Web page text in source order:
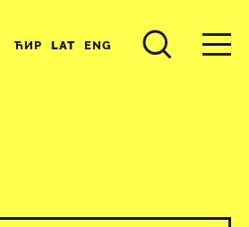
ЋИР LAT ENG